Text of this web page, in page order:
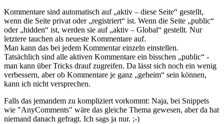
Kommentare sind automatisch auf „aktiv – diese Seite“ gestellt,
wenn die Seite privat oder „registriert“ ist. Wenn die Seite „public“
oder „hidden“ ist, werden sie auf „aktiv – Global“ gestellt. Nur
letztere tauchen als neueste Kommentare auf.
Man kann das bei jedem Kommentar einzeln einstellen.
Tatsächlich sind alle aktiven Kommentare ein bisschen „public“ -
man kann über Tricks drauf zugreifen. Da lässt sich noch ein wenig
verbessern, aber ob Kommentare je ganz „geheim“ sein können,
kann ich nicht versprechen.
Falls das jemandem zu kompliziert vorkommt: Naja, bei Snippets
wie "AnyComments" wäre das gleiche Thema gewesen, aber da hat
niemand danach gefragt. Ich sags ja nur. ;-)